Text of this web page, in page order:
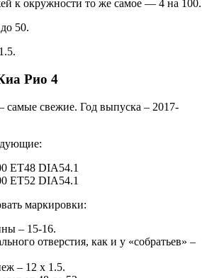
к окружности то же самое — 4 на 100.
50.
Рио 4
самые свежие. Год выпуска – 2017-
ET48 DIA54.1
ET52 DIA54.1
маркировки:
– 15-16.
отверстия, как и у «собратьев» –
– 12 х 1.5.